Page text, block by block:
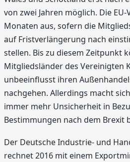
von zwei Jahren möglich. Die
Monaten aus, sofern die
auf Fristverlängerung nach
stellen. Bis zu diesem Zeitpunkt
Mitgliedsländer des Vereinigten
unbeeinflusst ihren
nachgehen. Allerdings macht
immer mehr Unsicherheit in
Bestimmungen nach dem Brexit
Der Deutsche Industrie- und
rechnet 2016 mit einem